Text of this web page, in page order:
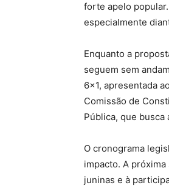
forte apelo
especialmente
Enquanto a
seguem sem
6×1, apresentada
Comissão de
Pública, que
O cronograma
impacto. A
juninas e à